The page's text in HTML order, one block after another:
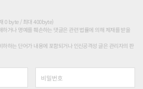
0 byte / 최대 400byte)
하거나 명예를 훼손하는 댓글은 관련 법률에 의해 제재를 받을
하하는 단어가 내용에 포함되거나 인신공격성 글은 관리자의 판